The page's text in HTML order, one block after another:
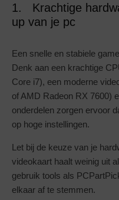
1. Krachtige
up van je pc
Een snelle en stabiele
Denk aan een krachtige
Core i7), een moderne
of AMD Radeon RX 7600)
onderdelen zorgen ervoor
op hoge instellingen.
Let bij de keuze van je
videokaart haalt weinig uit
gebruik tools als
elkaar af te stemmen.